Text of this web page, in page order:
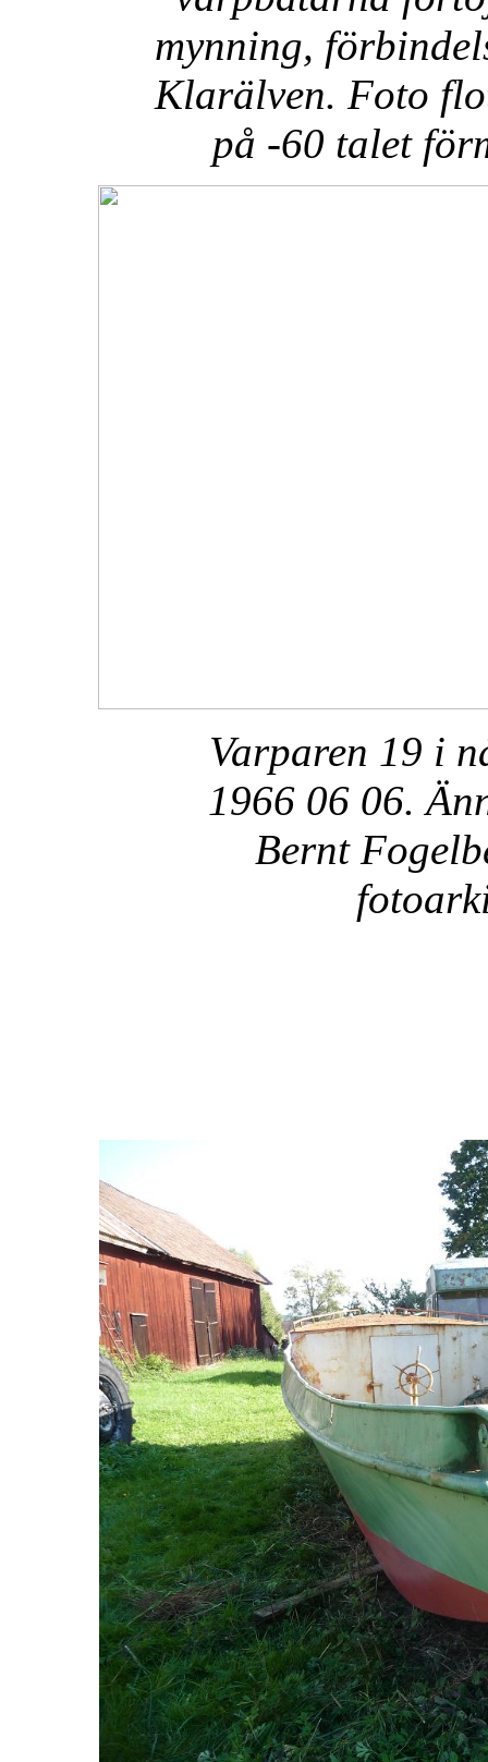
mynning,
Klarälven. Foto
på -60 talet
Varparen 19 i
1966 06 06.
Bernt